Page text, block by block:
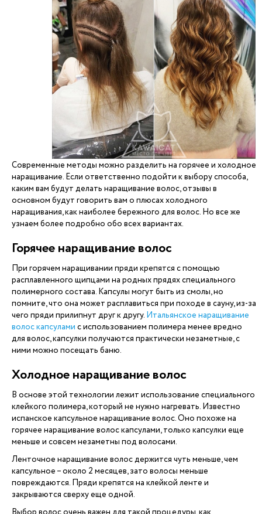
Современные методы можно разделить на горячее и холодное
наращивание. Если ответственно подойти к выбору способа,
каким вам будут делать наращивание волос, отзывы в
основном будут говорить вам о плюсах холодного
наращивания, как наиболее бережного для волос. Но все же
узнаем более подробно обо всех вариантах.
Горячее наращивание волос
При горячем наращивании пряди крепятся с помощью
расплавленного щипцами на родных прядях специального
полимерного состава. Капсулы могут быть из смолы, но
помните, что она может расплавиться при походе в сауну, из-за
чего пряди прилипнут друг к другу. Итальянское наращивание
волос капсулами с использованием полимера менее вредно
для волос, капсулки получаются практически незаметные, с
ними можно посещать баню.
Холодное наращивание волос
В основе этой технологии лежит использование специального
клейкого полимера, который не нужно нагревать. Известно
испанское капсульное наращивание волос. Оно похоже на
горячее наращивание волос капсулами, только капсулки еще
меньше и совсем незаметны под волосами.
Ленточное наращивание волос держится чуть меньше, чем
капсульное – около 2 месяцев, зато волосы меньше
повреждаются. Пряди крепятся на клейкой ленте и
закрываются сверху еще одной.